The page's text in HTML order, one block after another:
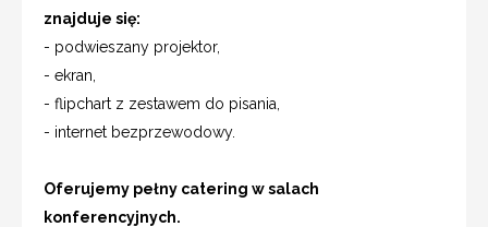
znajduje się:
- podwieszany projektor,
- ekran,
- flipchart z zestawem do pisania,
- internet bezprzewodowy.
Oferujemy pełny catering w salach
konferencyjnych.